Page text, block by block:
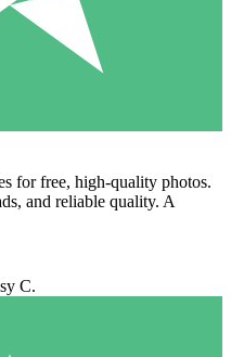
for free, high‑quality photos.
and reliable quality. A
C.